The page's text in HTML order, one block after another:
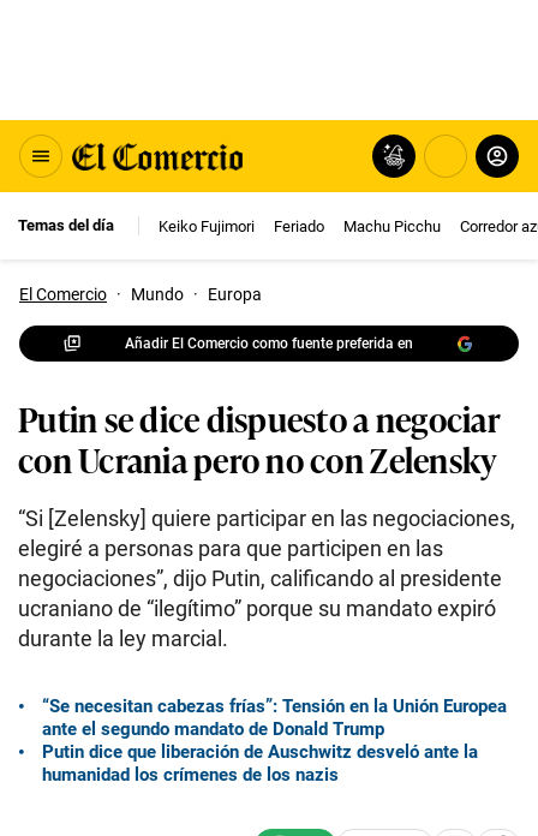
Temas del día Keiko Fujimori Feriado Machu Picchu Corredor
El Comercio · Mundo · Europa
Añadir El Comercio como fuente preferida en
Putin se dice dispuesto a negociar
con Ucrania pero no con Zelensky
“Si [Zelensky] quiere participar en las negociaciones,
elegiré a personas para que participen en las
negociaciones”, dijo Putin, calificando al presidente
ucraniano de “ilegítimo” porque su mandato expiró
durante la ley marcial.
“Se necesitan cabezas frías”: Tensión en la Unión Europea
ante el segundo mandato de Donald Trump
Putin dice que liberación de Auschwitz desveló ante la
humanidad los crímenes de los nazis